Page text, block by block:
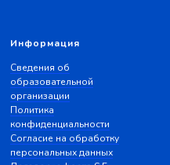
Информация
Сведения об
образовательной
организации
Политика
конфиденциальности
Согласие на обработку
персональных данных